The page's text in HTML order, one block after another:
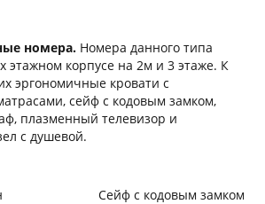
номера. Номера данного типа
этажном корпусе на 2м и 3 этаже. К
эргономичные кровати с
сейф с кодовым замком,
плазменный телевизор и
с душевой.
Сейф с кодовым замком